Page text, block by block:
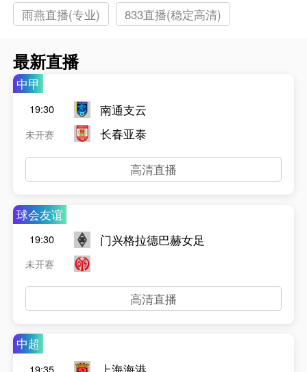
雨燕直播(专业)
833直播(稳定高清)
最新直播
中甲
19:30
未开赛
南通支云
长春亚泰
高清直播
球会友谊
19:30
未开赛
门兴格拉德巴赫女足
高清直播
中超
19:35